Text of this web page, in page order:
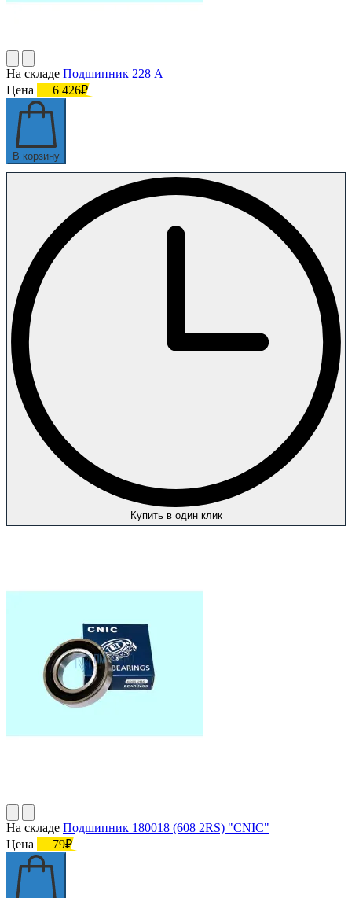
На складе Подшипник 228 А
Цена
6 426₽
В корзину
Купить в один клик
На складе Подшипник 180018 (608 2RS) "CNIC"
Цена
79₽